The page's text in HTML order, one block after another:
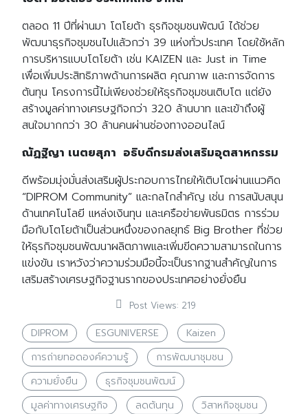
for: Search
ตลอด 11 ปีที่ผ่านมา โตโยต้า ธุรกิจชุมชนพัฒน์ ได้ช่วย
พัฒนาธุรกิจชุมชนไปแล้วกว่า 39 แห่งทั่วประเทศ โดยใช้หลัก
การบริหารแบบโตโยต้า เช่น KAIZEN และ Just in Time
เพื่อเพิ่มประสิทธิภาพด้านการผลิต คุณภาพ และการจัดการ
ต้นทุน โครงการนี้ไม่เพียงช่วยให้ธุรกิจชุมชนเติบโต แต่ยัง
สร้างมูลค่าทางเศรษฐกิจกว่า 320 ล้านบาท และเข้าถึงผู้
สนใจมากกว่า 30 ล้านคนผ่านช่องทางออนไลน์
ณัฏฐิญา เนตยสุภา อธิบดีกรมส่งเสริมอุตสาหกรรม
ดีพร้อมมุ่งมั่นส่งเสริมผู้ประกอบการไทยให้เติบโตผ่านแนวคิด
“DIPROM Community” และกลไกสำคัญ เช่น การสนับสนุน
ด้านเทคโนโลยี แหล่งเงินทุน และเครือข่ายพันธมิตร การร่วม
มือกับโตโยต้าเป็นส่วนหนึ่งของกลยุทธ์ Big Brother ที่ช่วย
ให้ธุรกิจชุมชนพัฒนาผลิตภาพและเพิ่มขีดความสามารถในการ
แข่งขัน เราหวังว่าความร่วมมือนี้จะเป็นรากฐานสำคัญในการ
เสริมสร้างเศรษฐกิจฐานรากของประเทศอย่างยั่งยืน
Post Views: 219
DIPROM ESGUNIVERSE
Kaizen
การถ่ายทอดองค์ความรู้
การพัฒนาชุมชน
ความยั่งยืน
ธุรกิจชุมชนพัฒน์
มูลค่าทางเศรษฐกิจ
ลดต้นทุน
วิสาหกิจชุมชน